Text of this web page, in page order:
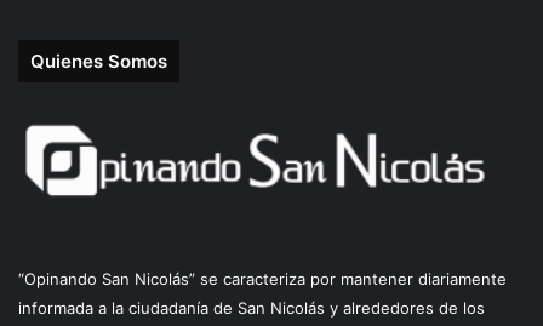
Quienes Somos
“Opinando San Nicolás” se caracteriza por mantener diariamente
informada a la ciudadanía de San Nicolás y alrededores de los